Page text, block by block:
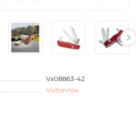
Vx08863-42
Victorinox